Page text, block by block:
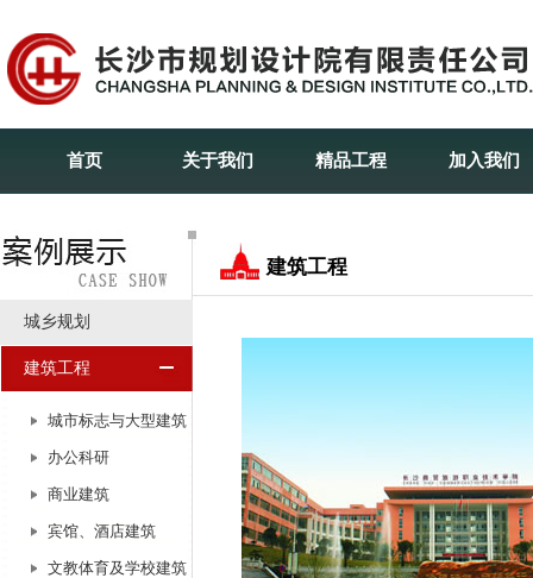
首页 关于我们 精品工程 加入我们
城乡规划
建筑工程
城市标志与大型建筑
办公科研
商业建筑
宾馆、酒店建筑
文教体育及学校建筑
建筑工程